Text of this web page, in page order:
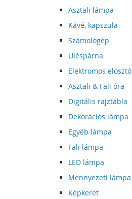
Asztali lámpa
Kávé, kapszula
Számológép
Üléspárna
Elektromos elosztó
Asztali & Fali óra
Digitális rajztábla
Dekorációs lámpa
Egyéb lámpa
Fali lámpa
LED lámpa
Mennyezeti lámpa
Képkeret